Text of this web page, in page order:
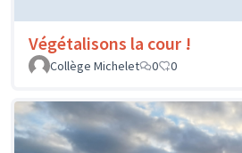
Végétalisons la cour !
Collège Michelet
0 0